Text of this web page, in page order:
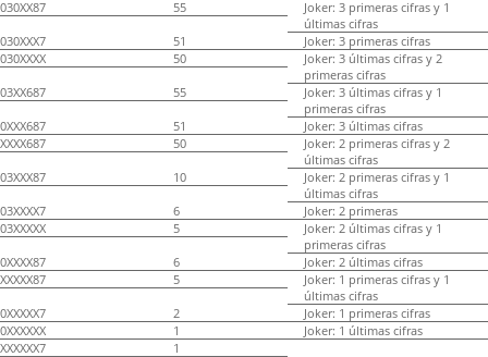
030XX87
55
Joker: 3 primeras cifras y 1
últimas cifras
030XXX7
51
Joker: 3 primeras cifras
030XXXX
50
Joker: 3 últimas cifras y 2
primeras cifras
03XX687
55
Joker: 3 últimas cifras y 1
primeras cifras
0XXX687
51
Joker: 3 últimas cifras
XXXX687
50
Joker: 2 primeras cifras y 2
últimas cifras
03XXX87
10
Joker: 2 primeras cifras y 1
últimas cifras
03XXXX7
6
Joker: 2 primeras
03XXXXX
5
Joker: 2 últimas cifras y 1
primeras cifras
0XXXX87
6
Joker: 2 últimas cifras
XXXXX87
5
Joker: 1 primeras cifras y 1
últimas cifras
0XXXXX7
2
Joker: 1 primeras cifras
0XXXXXX
1
Joker: 1 últimas cifras
XXXXXX7
1